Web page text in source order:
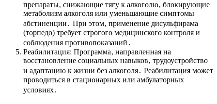
препараты‚ снижающие тягу к алкоголю‚ блокирующие
метаболизм алкоголя или уменьшающие симптомы
абстиненции․ При этом‚ применение дисульфирама
(торпедо) требует строгого медицинского контроля и
соблюдения противопоказаний․
Реабилитация: Программа‚ направленная на
восстановление социальных навыков‚ трудоустройство
и адаптацию к жизни без алкоголя․ Реабилитация может
проводиться в стационарных или амбулаторных
условиях․